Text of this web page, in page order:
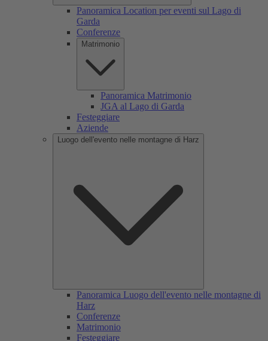
Panoramica Location per eventi sul Lago di
Garda
Conferenze
Matrimonio
Panoramica Matrimonio
JGA al Lago di Garda
Festeggiare
Aziende
Luogo dell'evento nelle montagne di Harz
Panoramica Luogo dell'evento nelle montagne di
Harz
Conferenze
Matrimonio
Festeggiare